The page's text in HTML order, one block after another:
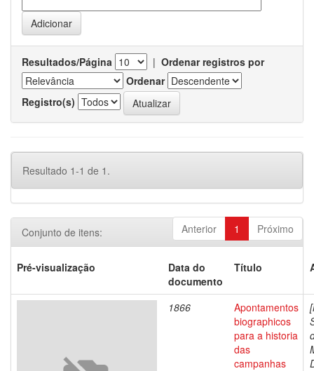
Resultados/Página | Ordenar registros por
Ordenar
Registro(s)
Resultado 1-1 de 1.
Anterior 1 Próximo
Conjunto de itens:
Pré-visualização
Data do
documento
Título
1866
Apontamentos
biographicos
para a historia
das
campanhas